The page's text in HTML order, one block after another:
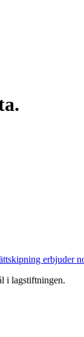
erbjuder
i lagstiftningen.